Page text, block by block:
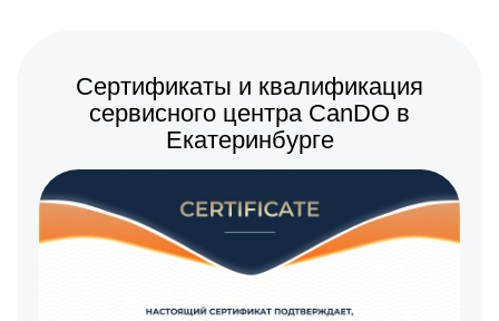
Сертификаты и квалификация
сервисного центра CanDO в
Екатеринбурге